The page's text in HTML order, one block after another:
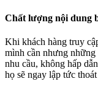
Chất lượng nội dung
Khi khách hàng truy
mình cần nhưng
nhu cầu, không hấp
họ sẽ ngay lập tức